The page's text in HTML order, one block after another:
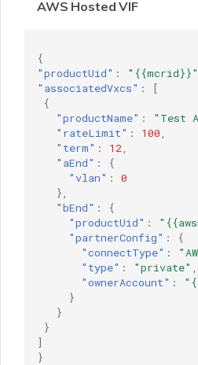
AWS Hosted VIF
{
"productUid" : "{{mcrid}}"
"associatedVxcs" :
[
{
"productName" : "Test
"rateLimit" : 100,
"term" : 12,
"aEnd" :
{
"vlan" :
0
},
"bEnd" :
{
"productUid" :
"partnerConfig" :
{
"connectType" :
"type" : "private" ,
"ownerAccount" :
}
}
}
]
}